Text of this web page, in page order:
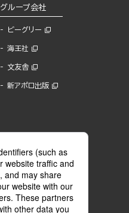
グループ会社
ビーグリー
海王社
文友舎
新アポロ出版